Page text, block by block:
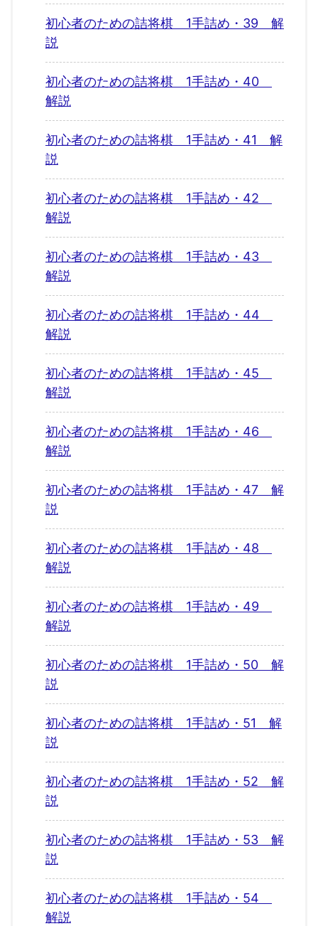
初心者のための詰将棋 1手詰め・39 解
説
初心者のための詰将棋 1手詰め・40
解説
初心者のための詰将棋 1手詰め・41 解
説
初心者のための詰将棋 1手詰め・42
解説
初心者のための詰将棋 1手詰め・43
解説
初心者のための詰将棋 1手詰め・44
解説
初心者のための詰将棋 1手詰め・45
解説
初心者のための詰将棋 1手詰め・46
解説
初心者のための詰将棋 1手詰め・47 解
説
初心者のための詰将棋 1手詰め・48
解説
初心者のための詰将棋 1手詰め・49
解説
初心者のための詰将棋 1手詰め・50 解
説
初心者のための詰将棋 1手詰め・51 解
説
初心者のための詰将棋 1手詰め・52 解
説
初心者のための詰将棋 1手詰め・53 解
説
初心者のための詰将棋 1手詰め・54
解説